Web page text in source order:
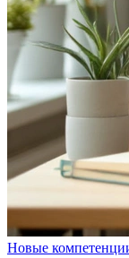
Новые